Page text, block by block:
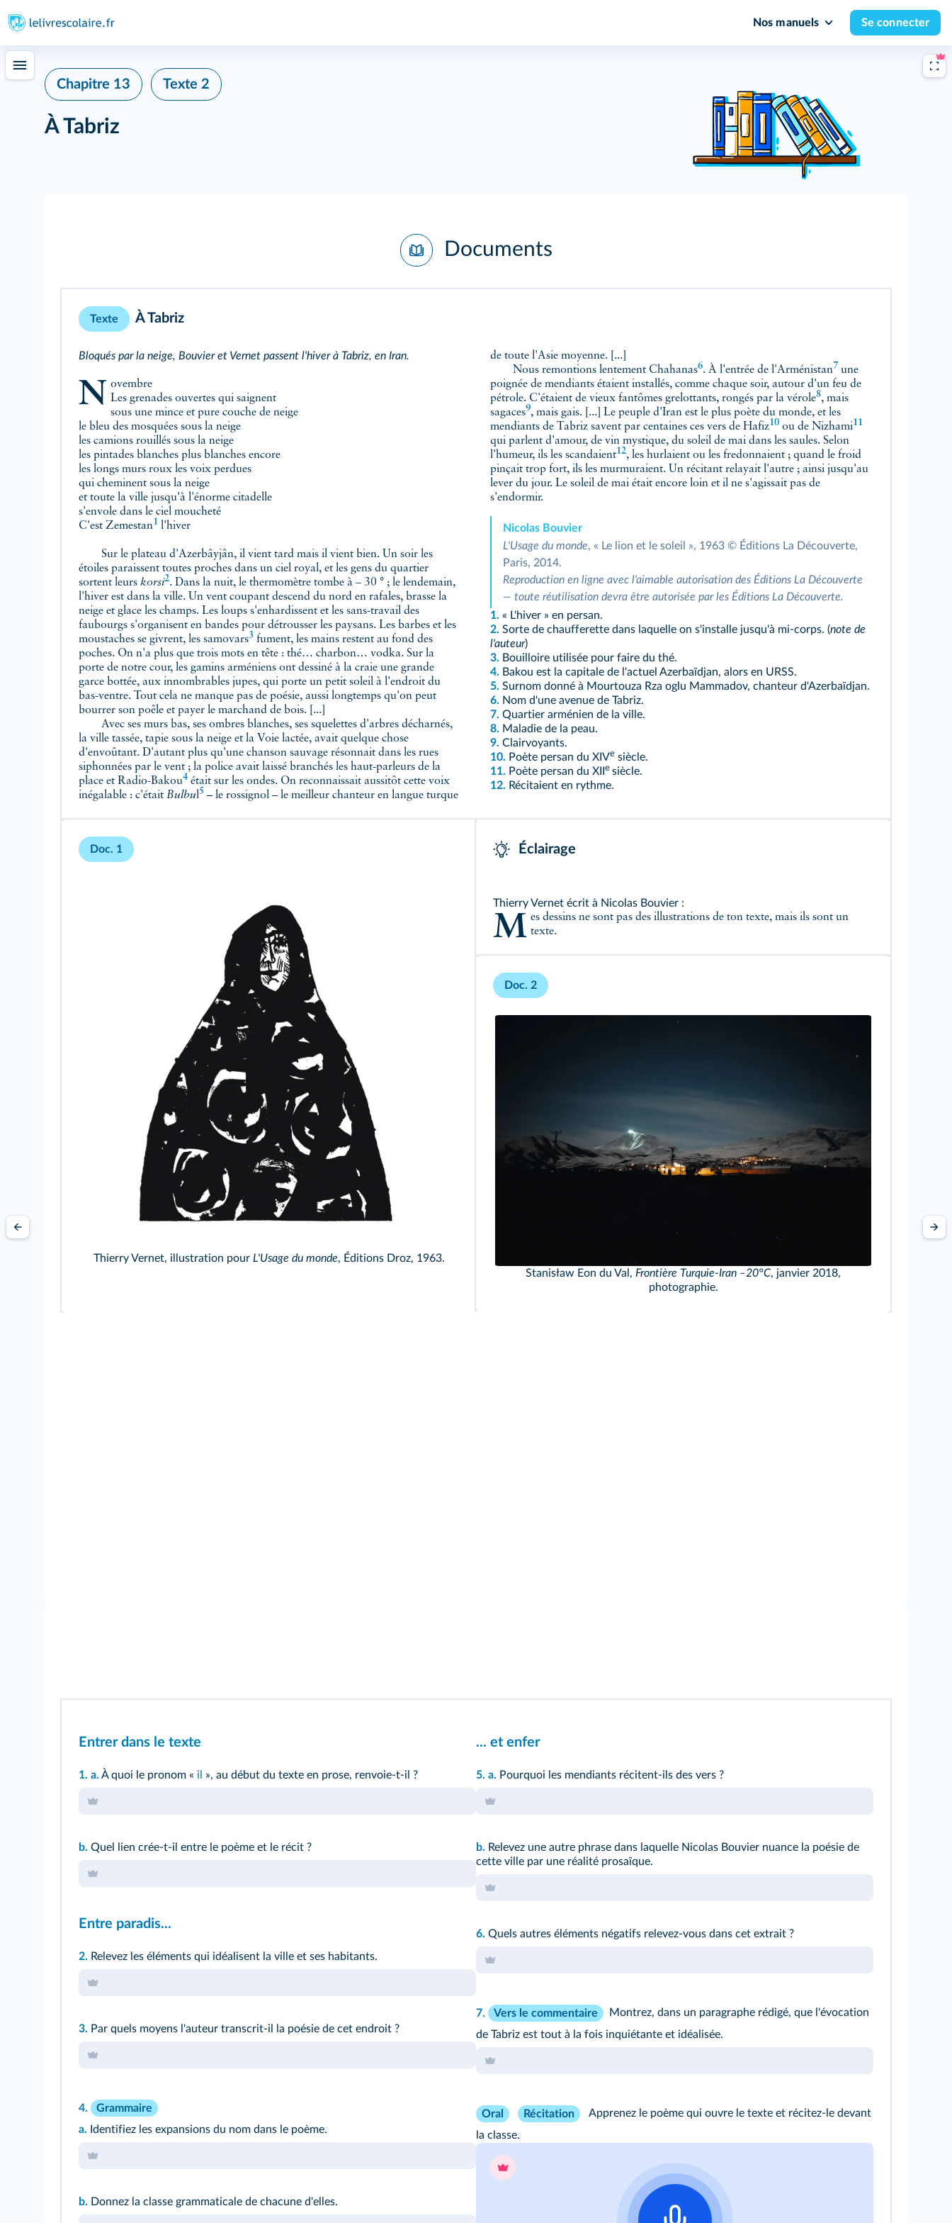
Nos manuels Se connecter
Chapitre 13 Texte 2
À Tabriz
Documents
Texte À Tabriz
Bloqués par la neige, Bouvier et Vernet passent l'hiver à Tabriz, en Iran.
Novembre
Les grenades ouvertes qui saignent
sous une mince et pure couche de neige
le bleu des mosquées sous la neige
les camions rouillés sous la neige
les pintades blanches plus blanches encore
les longs murs roux les voix perdues
qui cheminent sous la neige
et toute la ville jusqu'à l'énorme citadelle
s'envole dans le ciel moucheté
C'est Zemestan1 l'hiver
Sur le plateau d'Azerbâyjân, il vient tard mais il vient bien. Un soir les
étoiles paraissent toutes proches dans un ciel royal, et les gens du quartier
sortent leurs korsi2. Dans la nuit, le thermomètre tombe à ‒ 30 ° ; le lendemain,
l'hiver est dans la ville. Un vent coupant descend du nord en rafales, brasse la
neige et glace les champs. Les loups s'enhardissent et les sans-travail des
faubourgs s'organisent en bandes pour détrousser les paysans. Les barbes et les
moustaches se givrent, les samovars3 fument, les mains restent au fond des
poches. On n'a plus que trois mots en tête : thé… charbon… vodka. Sur la
porte de notre cour, les gamins arméniens ont dessiné à la craie une grande
garce bottée, aux innombrables jupes, qui porte un petit soleil à l'endroit du
bas-ventre. Tout cela ne manque pas de poésie, aussi longtemps qu'on peut
bourrer son poêle et payer le marchand de bois. [...]
Avec ses murs bas, ses ombres blanches, ses squelettes d'arbres décharnés,
la ville tassée, tapie sous la neige et la Voie lactée, avait quelque chose
d'envoûtant. D'autant plus qu'une chanson sauvage résonnait dans les rues
siphonnées par le vent ; la police avait laissé branchés les haut-parleurs de la
place et Radio-Bakou4 était sur les ondes. On reconnaissait aussitôt cette voix
inégalable : c'était Bulbul5 – le rossignol – le meilleur chanteur en langue turque
de toute l'Asie moyenne. [...]
Nous remontions lentement Chahanas6. À l'entrée de l'Arménistan7 une
poignée de mendiants étaient installés, comme chaque soir, autour d'un feu de
pétrole. C'étaient de vieux fantômes grelottants, rongés par la vérole8, mais
sagaces9, mais gais. [...] Le peuple d'Iran est le plus poète du monde, et les
mendiants de Tabriz savent par centaines ces vers de Hafiz10 ou de Nizhami11
qui parlent d'amour, de vin mystique, du soleil de mai dans les saules. Selon
l'humeur, ils les scandaient12, les hurlaient ou les fredonnaient ; quand le froid
pinçait trop fort, ils les murmuraient. Un récitant relayait l'autre ; ainsi jusqu'au
lever du jour. Le soleil de mai était encore loin et il ne s'agissait pas de
s'endormir.
Nicolas Bouvier
L'Usage du monde, « Le lion et le soleil », 1963 © Éditions La Découverte,
Paris, 2014.
Reproduction en ligne avec l'aimable autorisation des Éditions La Découverte
— toute réutilisation devra être autorisée par les Éditions La Découverte.
1. « L'hiver » en persan.
2. Sorte de chaufferette dans laquelle on s'installe jusqu'à mi-corps. (note de
l'auteur)
3. Bouilloire utilisée pour faire du thé.
4. Bakou est la capitale de l'actuel Azerbaïdjan, alors en URSS.
5. Surnom donné à Mourtouza Rza oglu Mammadov, chanteur d'Azerbaïdjan.
6. Nom d'une avenue de Tabriz.
7. Quartier arménien de la ville.
8. Maladie de la peau.
9. Clairvoyants.
10. Poète persan du XIVe siècle.
11. Poète persan du XII e siècle.
12. Récitaient en rythme.
Doc. 1
Thierry Vernet, illustration pour L'Usage du monde, Éditions Droz, 1963.
Éclairage
Thierry Vernet écrit à Nicolas Bouvier :
Mes dessins ne sont pas des illustrations de ton texte, mais ils sont un texte.
Doc. 2
Stanisław Eon du Val, Frontière Turquie-Iran ‒20°C, janvier 2018,
photographie.
Entrer dans le texte
1. a. À quoi le pronom « il », au début du texte en prose, renvoie-t-il ?
b. Quel lien crée-t-il entre le poème et le récit ?
Entre paradis...
2. Relevez les éléments qui idéalisent la ville et ses habitants.
3. Par quels moyens l'auteur transcrit-il la poésie de cet endroit ?
4.
Grammaire
a. Identifiez les expansions du nom dans le poème.
b. Donnez la classe grammaticale de chacune d'elles.
... et enfer
5. a. Pourquoi les mendiants récitent-ils des vers ?
b. Relevez une autre phrase dans laquelle Nicolas Bouvier nuance la poésie de
cette ville par une réalité prosaïque.
6. Quels autres éléments négatifs relevez-vous dans cet extrait ?
7. Vers le commentaire
Montrez, dans un paragraphe rédigé, que l'évocation
de Tabriz est tout à la fois inquiétante et idéalisée.
Oral Récitation
Apprenez le poème qui ouvre le texte et récitez-le devant
la classe.